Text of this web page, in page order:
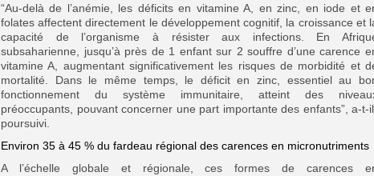
“Au-delà de l’anémie, les déficits en vitamine A, en zinc, en iode et
folates affectent directement le développement cognitif, la croissance et
capacité de l’organisme à résister aux infections. En
subsaharienne, jusqu’à près de 1 enfant sur 2 souffre d’une carence
vitamine A, augmentant significativement les risques de morbidité et
mortalité. Dans le même temps, le déficit en zinc, essentiel au
fonctionnement du système immunitaire, atteint des
préoccupants, pouvant concerner une part importante des enfants”, a-t-
poursuivi.
Environ 35 à 45 % du fardeau régional des carences en micronutriments
A l’échelle globale et régionale, ces formes de carences